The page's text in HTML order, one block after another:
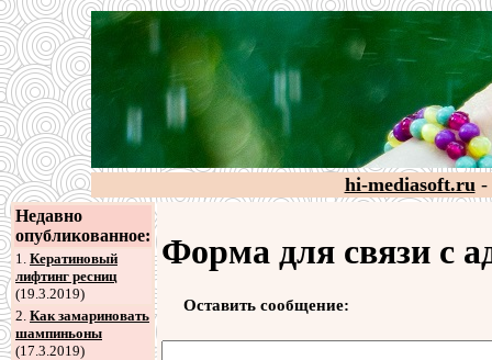
hi-mediasoft.ru-
Недавно
опубликованное:
1. Кератиновый
лифтинг ресниц
(19.3.2019)
2. Как замариновать
шампиньоны
(17.3.2019)
Форма для связи с
Оставить сообщение: